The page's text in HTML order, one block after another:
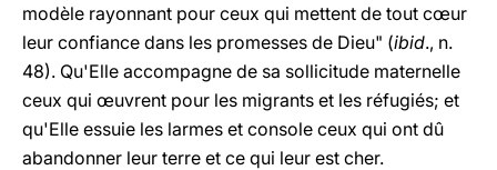
modèle rayonnant pour ceux qui mettent de tout cœur
leur confiance dans les promesses de Dieu" (ibid., n.
48). Qu'Elle accompagne de sa sollicitude maternelle
ceux qui œuvrent pour les migrants et les réfugiés; et
qu'Elle essuie les larmes et console ceux qui ont dû
abandonner leur terre et ce qui leur est cher.